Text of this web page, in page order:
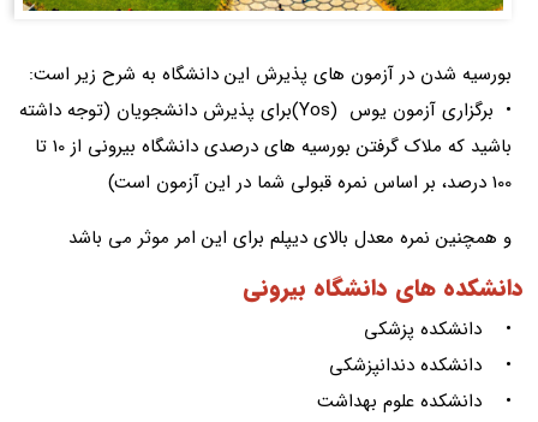
بورسیه شدن در آزمون های پذیرش این دانشگاه به شرح زیر است:
• برگزاری آزمون یوس (Yos)برای پذیرش دانشجویان (توجه داشته
باشید که ملاک گرفتن بورسیه های درصدی دانشگاه بیرونی از 10 تا
100 درصد، بر اساس نمره قبولی شما در این آزمون است)
و همچنین نمره معدل بالای دیپلم برای این امر موثر می باشد
دانشکده های دانشگاه بیرونی
• دانشکده پزشکی
• دانشکده دندانپزشکی
• دانشکده علوم بهداشت